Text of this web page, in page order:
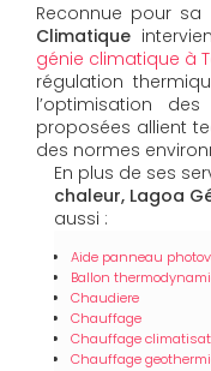
Reconnue pour sa
Climatique
génie climatique à
régulation
l’optimisation
proposées allient
des normes
En plus de ses
chaleur, Lagoa
aussi :
Aide panneau
Ballon
Chaudiere
Chauffage
Chauffage
Chauffage